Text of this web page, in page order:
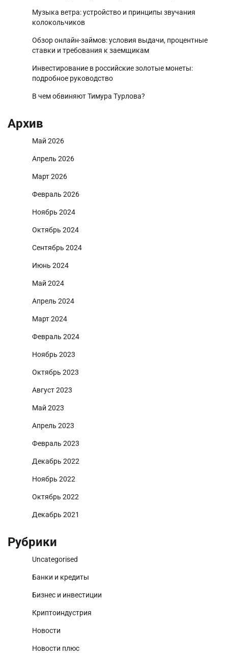
Музыка ветра: устройство и принципы звучания
колокольчиков
Обзор онлайн-займов: условия выдачи, процентные
ставки и требования к заемщикам
Инвестирование в российские золотые монеты:
подробное руководство
В чем обвиняют Тимура Турлова?
Архив
Май 2026
Апрель 2026
Март 2026
Февраль 2026
Ноябрь 2024
Октябрь 2024
Сентябрь 2024
Июнь 2024
Май 2024
Апрель 2024
Март 2024
Февраль 2024
Ноябрь 2023
Октябрь 2023
Август 2023
Май 2023
Апрель 2023
Февраль 2023
Декабрь 2022
Ноябрь 2022
Октябрь 2022
Декабрь 2021
Рубрики
Uncategorised
Банки и кредиты
Бизнес и инвестиции
Криптоиндустрия
Новости
Новости плюс